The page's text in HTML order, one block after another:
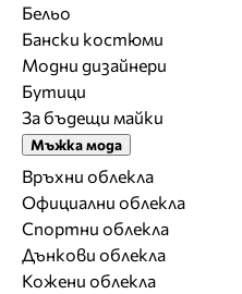
Бельо
Бански костюми
Модни дизайнери
Бутици
За бъдещи майки
Мъжка мода
Връхни облекла
Официални облекла
Спортни облекла
Дънкови облекла
Кожени облекла